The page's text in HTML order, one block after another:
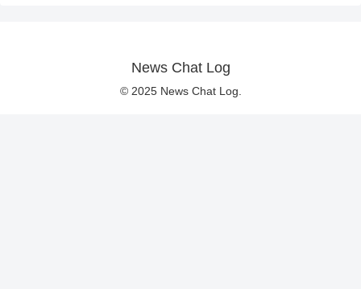
News Chat Log
© 2025 News Chat Log.